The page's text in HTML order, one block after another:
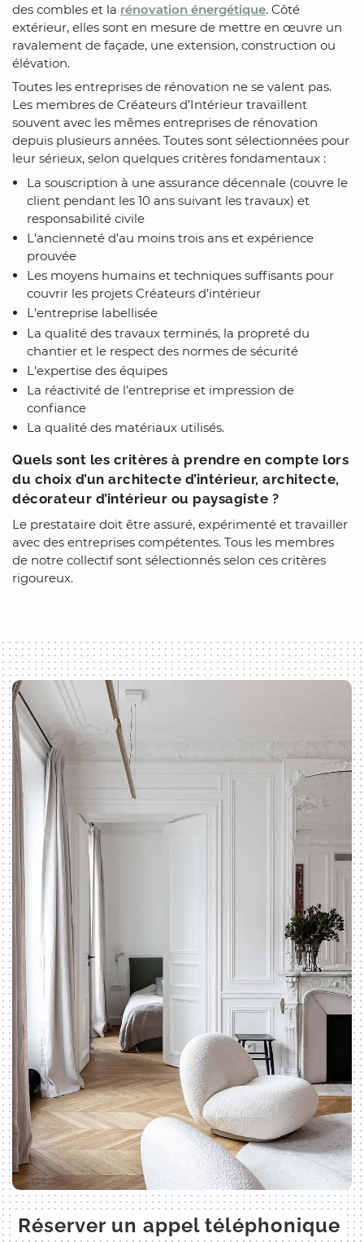
des combles et la rénovation énergétique. Côté
extérieur, elles sont en mesure de mettre en œuvre un
ravalement de façade, une extension, construction ou
élévation.
Toutes les entreprises de rénovation ne se valent pas.
Les membres de Créateurs d’Intérieur travaillent
souvent avec les mêmes entreprises de rénovation
depuis plusieurs années. Toutes sont sélectionnées pour
leur sérieux, selon quelques critères fondamentaux :
La souscription à une assurance décennale (couvre le
client pendant les 10 ans suivant les travaux) et
responsabilité civile
L'ancienneté d’au moins trois ans et expérience
prouvée
Les moyens humains et techniques suffisants pour
couvrir les projets Créateurs d’intérieur
L'entreprise labellisée
La qualité des travaux terminés, la propreté du
chantier et le respect des normes de sécurité
L'expertise des équipes
La réactivité de l’entreprise et impression de
confiance
La qualité des matériaux utilisés.
Quels sont les critères à prendre en compte lors
du choix d’un architecte d’intérieur, architecte,
décorateur d’intérieur ou paysagiste ?
Le prestataire doit être assuré, expérimenté et travailler
avec des entreprises compétentes. Tous les membres
de notre collectif sont sélectionnés selon ces critères
rigoureux.
Réserver un appel téléphonique